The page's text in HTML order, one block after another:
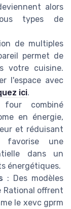
alors
types de
de multiples
permet de
votre cuisine.
l'espace avec
ici.
combiné
en énergie,
et réduisant
favorise une
dans un
énergétiques.
: Des modèles
Rational offrent
le xevc gprm